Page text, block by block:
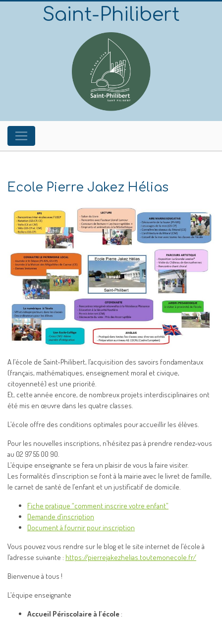
Saint-Philibert
Ecole Pierre Jakez Hélias
A l’école de Saint-Philibert, l’acquisition des savoirs fondamentaux
(français, mathématiques, enseignement moral et civique,
citoyenneté) est une priorité.
Et, cette année encore, de nombreux projets interdisciplinaires ont
été mis en œuvre dans les quatre classes.
L’école offre des conditions optimales pour accueillir les élèves.
Pour les nouvelles inscriptions, n’hésitez pas à prendre rendez-vous
au 02 97 55 00 90.
L’équipe enseignante se fera un plaisir de vous la faire visiter.
Les formalités d’inscription se font à la mairie avec le livret de famille,
le carnet de santé de l’enfant et un justificatif de domicile.
Fiche pratique “comment inscrire votre enfant”
Demande d’inscription
Document à fournir pour inscription
Vous pouvez vous rendre sur le blog et le site internet de l’école à
l’adresse suivante : https://pierrejakezhelias.toutemonecole.fr/
Bienvenue à tous !
L’équipe enseignante
Accueil Périscolaire à l’école :